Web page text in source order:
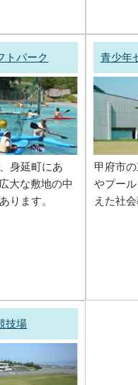
トパーク
身延町にあ
大な敷地の中
ります。
青少年
甲府市
やプー
えた社会
技場